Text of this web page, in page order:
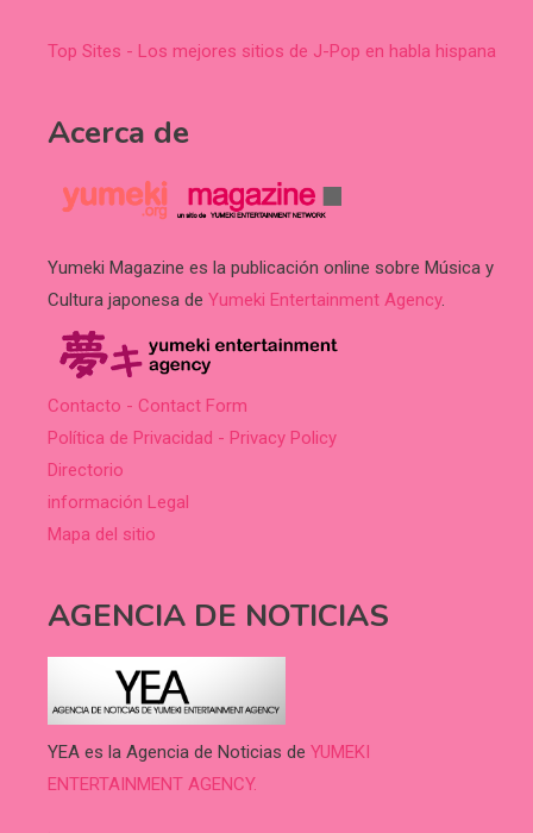
Top Sites - Los mejores sitios de J-Pop en habla hispana
Acerca de
Yumeki Magazine es la publicación online sobre Música y
Cultura japonesa de Yumeki Entertainment Agency.
Contacto - Contact Form
Política de Privacidad - Privacy Policy
Directorio
información Legal
Mapa del sitio
AGENCIA DE NOTICIAS
YEA es la Agencia de Noticias de YUMEKI
ENTERTAINMENT AGENCY.